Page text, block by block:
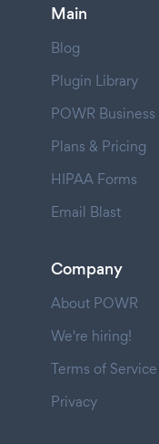
Main
Blog
Plugin Library
POWR Business
Plans & Pricing
HIPAA Forms
Email Blast
Company
About POWR
We're hiring!
Terms of Service
Privacy